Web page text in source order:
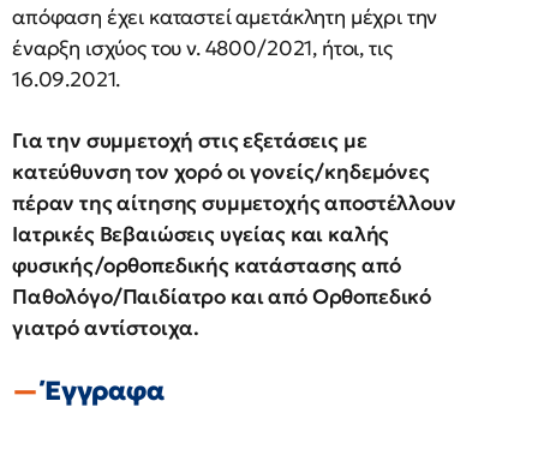
απόφαση έχει καταστεί αμετάκλητη μέχρι την
έναρξη ισχύος του ν. 4800/2021, ήτοι, τις
16.09.2021.
Για την συμμετοχή στις εξετάσεις με
κατεύθυνση τον χορό οι γονείς/κηδεμόνες
πέραν της αίτησης συμμετοχής αποστέλλουν
Ιατρικές Βεβαιώσεις υγείας και καλής
φυσικής/ορθοπεδικής κατάστασης από
Παθολόγο/Παιδίατρο και από Ορθοπεδικό
γιατρό αντίστοιχα.
Έγγραφα